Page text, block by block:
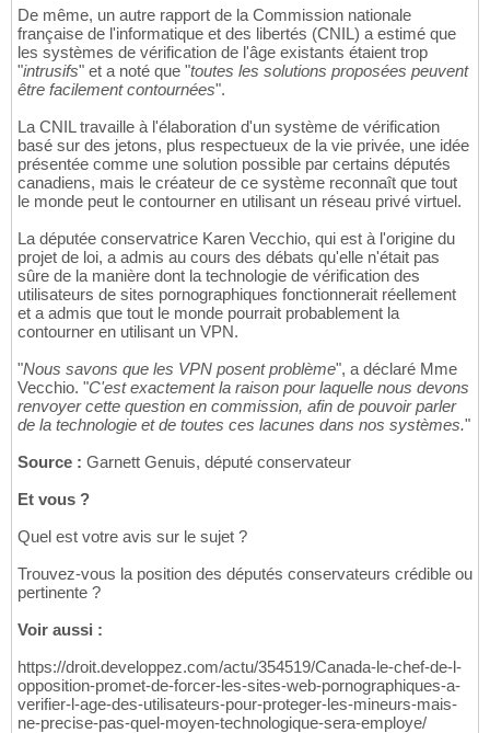
De même, un autre rapport de la Commission nationale
française de l'informatique et des libertés (CNIL) a estimé que
les systèmes de vérification de l'âge existants étaient trop
"intrusifs" et a noté que "toutes les solutions proposées peuvent
être facilement contournées".
La CNIL travaille à l'élaboration d'un système de vérification
basé sur des jetons, plus respectueux de la vie privée, une idée
présentée comme une solution possible par certains députés
canadiens, mais le créateur de ce système reconnaît que tout
le monde peut le contourner en utilisant un réseau privé virtuel.
La députée conservatrice Karen Vecchio, qui est à l'origine du
projet de loi, a admis au cours des débats qu'elle n'était pas
sûre de la manière dont la technologie de vérification des
utilisateurs de sites pornographiques fonctionnerait réellement
et a admis que tout le monde pourrait probablement la
contourner en utilisant un VPN.
"Nous savons que les VPN posent problème", a déclaré Mme
Vecchio. "C'est exactement la raison pour laquelle nous devons
renvoyer cette question en commission, afin de pouvoir parler
de la technologie et de toutes ces lacunes dans nos systèmes."
Source : Garnett Genuis, député conservateur
Et vous ?
Quel est votre avis sur le sujet ?
Trouvez-vous la position des députés conservateurs crédible ou
pertinente ?
Voir aussi :
https://droit.developpez.com/actu/354519/Canada-le-chef-de-l-
opposition-promet-de-forcer-les-sites-web-pornographiques-a-
verifier-l-age-des-utilisateurs-pour-proteger-les-mineurs-mais-
ne-precise-pas-quel-moyen-technologique-sera-employe/